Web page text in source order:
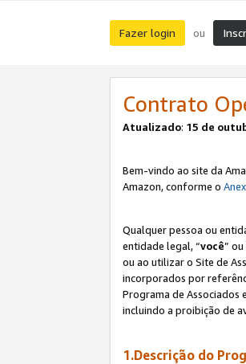
Fazer login ou
Contrato
Atualizado: 15 de
Bem-vindo ao site da
Amazon, conforme o
Qualquer pessoa ou
entidade legal, “você” ou
ou ao utilizar o Site de
incorporados por
Programa de Associados
incluindo a proibição de
1.Descrição do